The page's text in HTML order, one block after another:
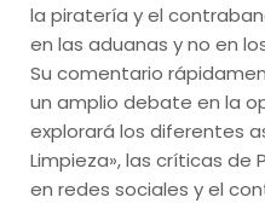
la piratería y el
en las aduanas y no en
Su comentario
un amplio debate en la
explorará los diferentes
Limpieza», las críticas de
en redes sociales y el